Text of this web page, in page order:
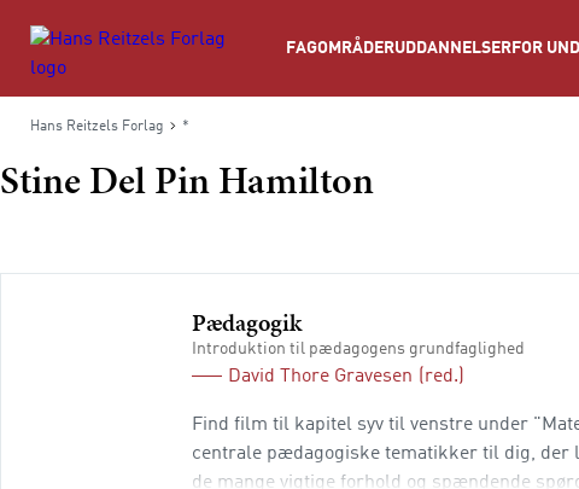
FAGOMRÅDERUDDANNELSER FOR
Hans Reitzels Forlag *
Stine Del Pin Hamilton
Pædagogik
Introduktion til pædagogens grundfaglighed
David Thore Gravesen (red.)
Find film til kapitel syv til venstre under
centrale pædagogiske tematikker til dig, der
de mange vigtige forhold og spændende